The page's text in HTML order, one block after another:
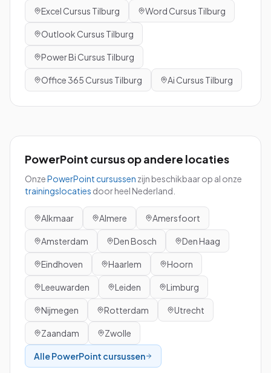
ExcelCursus Tilburg WordCursus Tilburg
OutlookCursus Tilburg
Power BiCursus Tilburg
Office 365Cursus Tilburg AiCursus Tilburg
PowerPoint cursusop andere locaties
OnzePowerPointcursussen zijn beschikbaar op al onze
trainingslocaties door heel Nederland.
Alkmaar Almere Amersfoort
Amsterdam Den Bosch Den Haag
Eindhoven Haarlem Hoorn
Leeuwarden Leiden Limburg
Nijmegen Rotterdam Utrecht
Zaandam Zwolle
AllePowerPoint cursussen